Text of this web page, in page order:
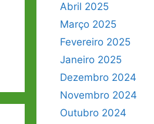
Abril 2025
Março 2025
Fevereiro 2025
Janeiro 2025
Dezembro 2024
Novembro 2024
Outubro 2024